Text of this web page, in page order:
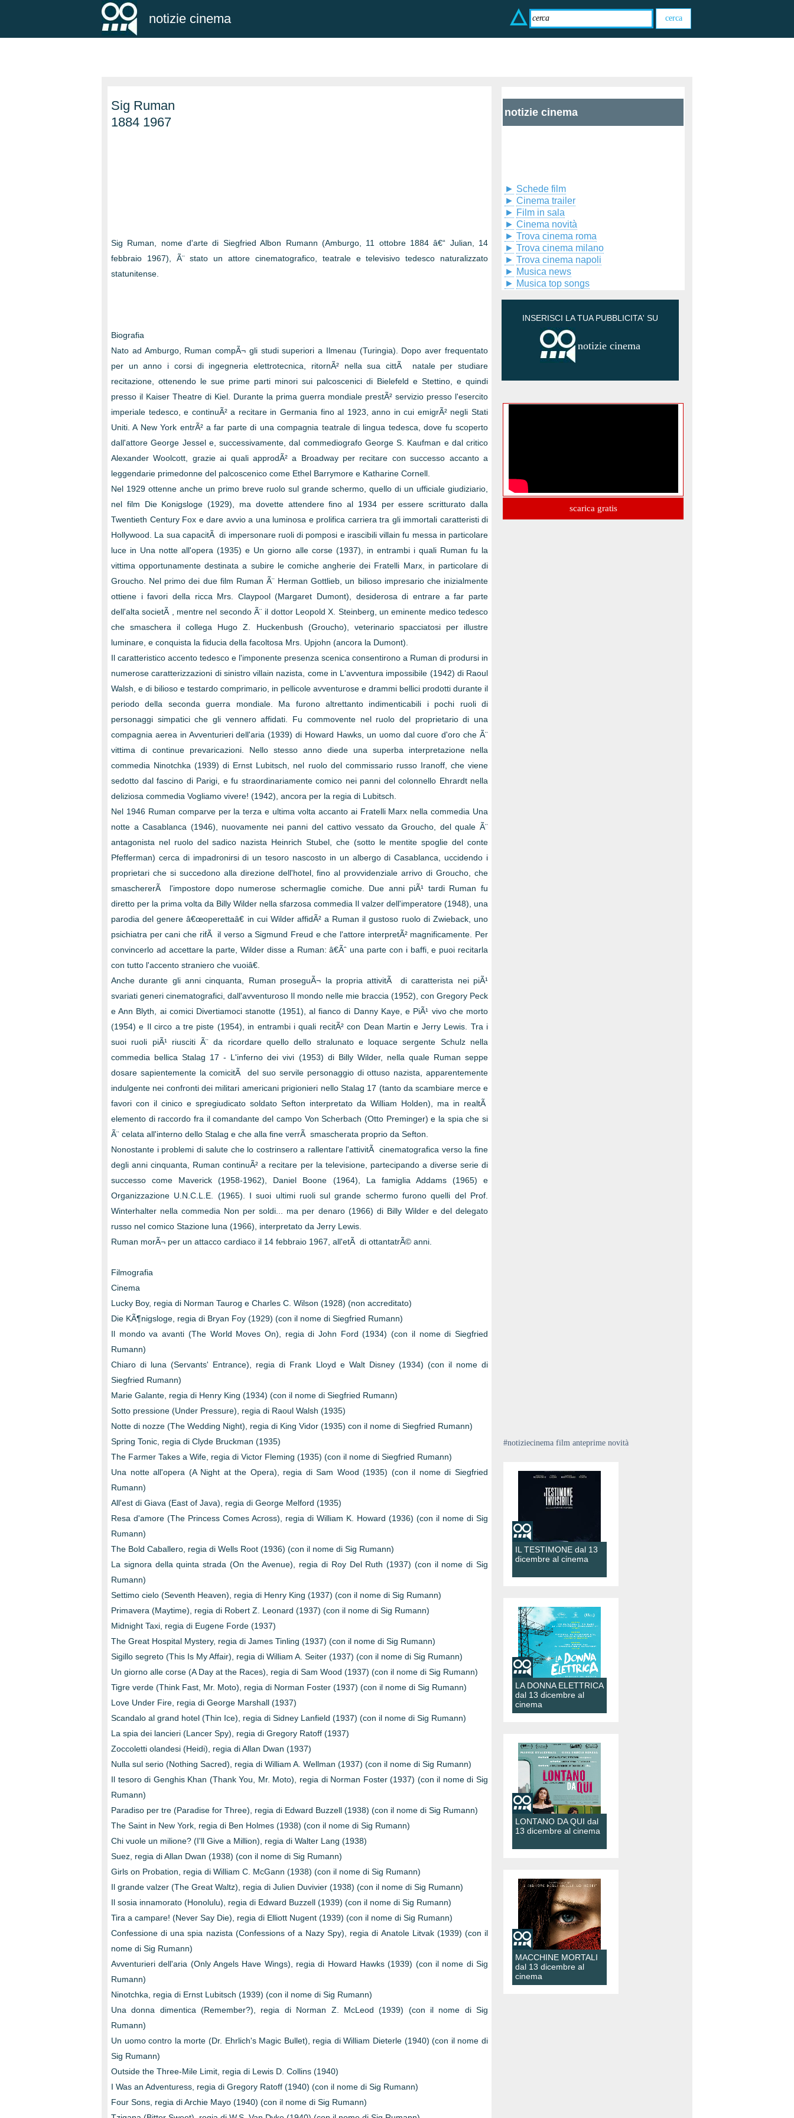
notizie cinema
Sig Ruman
1884 1967
Sig Ruman, nome d'arte di Siegfried Albon Rumann (Amburgo, 11 ottobre 1884 â€“ Julian, 14
febbraio 1967), Ã¨ stato un attore cinematografico, teatrale e televisivo tedesco naturalizzato
statunitense.
Biografia
Nato ad Amburgo, Ruman compÃ¬ gli studi superiori a Ilmenau (Turingia). Dopo aver frequentato
per un anno i corsi di ingegneria elettrotecnica, ritornÃ² nella sua cittÃ natale per studiare
recitazione, ottenendo le sue prime parti minori sui palcoscenici di Bielefeld e Stettino, e quindi
presso il Kaiser Theatre di Kiel. Durante la prima guerra mondiale prestÃ² servizio presso l'esercito
imperiale tedesco, e continuÃ² a recitare in Germania fino al 1923, anno in cui emigrÃ² negli Stati
Uniti. A New York entrÃ² a far parte di una compagnia teatrale di lingua tedesca, dove fu scoperto
dall'attore George Jessel e, successivamente, dal commediografo George S. Kaufman e dal critico
Alexander Woolcott, grazie ai quali approdÃ² a Broadway per recitare con successo accanto a
leggendarie primedonne del palcoscenico come Ethel Barrymore e Katharine Cornell.
Nel 1929 ottenne anche un primo breve ruolo sul grande schermo, quello di un ufficiale giudiziario,
nel film Die Konigsloge (1929), ma dovette attendere fino al 1934 per essere scritturato dalla
Twentieth Century Fox e dare avvio a una luminosa e prolifica carriera tra gli immortali caratteristi di
Hollywood. La sua capacitÃ di impersonare ruoli di pomposi e irascibili villain fu messa in particolare
luce in Una notte all'opera (1935) e Un giorno alle corse (1937), in entrambi i quali Ruman fu la
vittima opportunamente destinata a subire le comiche angherie dei Fratelli Marx, in particolare di
Groucho. Nel primo dei due film Ruman Ã¨ Herman Gottlieb, un bilioso impresario che inizialmente
ottiene i favori della ricca Mrs. Claypool (Margaret Dumont), desiderosa di entrare a far parte
dell'alta societÃ , mentre nel secondo Ã¨ il dottor Leopold X. Steinberg, un eminente medico tedesco
che smaschera il collega Hugo Z. Huckenbush (Groucho), veterinario spacciatosi per illustre
luminare, e conquista la fiducia della facoltosa Mrs. Upjohn (ancora la Dumont).
Il caratteristico accento tedesco e l'imponente presenza scenica consentirono a Ruman di prodursi in
numerose caratterizzazioni di sinistro villain nazista, come in L'avventura impossibile (1942) di Raoul
Walsh, e di bilioso e testardo comprimario, in pellicole avventurose e drammi bellici prodotti durante il
periodo della seconda guerra mondiale. Ma furono altrettanto indimenticabili i pochi ruoli di
personaggi simpatici che gli vennero affidati. Fu commovente nel ruolo del proprietario di una
compagnia aerea in Avventurieri dell'aria (1939) di Howard Hawks, un uomo dal cuore d'oro che Ã¨
vittima di continue prevaricazioni. Nello stesso anno diede una superba interpretazione nella
commedia Ninotchka (1939) di Ernst Lubitsch, nel ruolo del commissario russo Iranoff, che viene
sedotto dal fascino di Parigi, e fu straordinariamente comico nei panni del colonnello Ehrardt nella
deliziosa commedia Vogliamo vivere! (1942), ancora per la regia di Lubitsch.
Nel 1946 Ruman comparve per la terza e ultima volta accanto ai Fratelli Marx nella commedia Una
notte a Casablanca (1946), nuovamente nei panni del cattivo vessato da Groucho, del quale Ã¨
antagonista nel ruolo del sadico nazista Heinrich Stubel, che (sotto le mentite spoglie del conte
Pfefferman) cerca di impadronirsi di un tesoro nascosto in un albergo di Casablanca, uccidendo i
proprietari che si succedono alla direzione dell'hotel, fino al provvidenziale arrivo di Groucho, che
smaschererÃ l'impostore dopo numerose schermaglie comiche. Due anni piÃ¹ tardi Ruman fu
diretto per la prima volta da Billy Wilder nella sfarzosa commedia Il valzer dell'imperatore (1948), una
parodia del genere â€œoperettaâ€ in cui Wilder affidÃ² a Ruman il gustoso ruolo di Zwieback, uno
psichiatra per cani che rifÃ il verso a Sigmund Freud e che l'attore interpretÃ² magnificamente. Per
convincerlo ad accettare la parte, Wilder disse a Ruman: â€Ãˆ una parte con i baffi, e puoi recitarla
con tutto l'accento straniero che vuoiâ€.
Anche durante gli anni cinquanta, Ruman proseguÃ¬ la propria attivitÃ di caratterista nei piÃ¹
svariati generi cinematografici, dall'avventuroso Il mondo nelle mie braccia (1952), con Gregory Peck
e Ann Blyth, ai comici Divertiamoci stanotte (1951), al fianco di Danny Kaye, e PiÃ¹ vivo che morto
(1954) e Il circo a tre piste (1954), in entrambi i quali recitÃ² con Dean Martin e Jerry Lewis. Tra i
suoi ruoli piÃ¹ riusciti Ã¨ da ricordare quello dello stralunato e loquace sergente Schulz nella
commedia bellica Stalag 17 - L'inferno dei vivi (1953) di Billy Wilder, nella quale Ruman seppe
dosare sapientemente la comicitÃ del suo servile personaggio di ottuso nazista, apparentemente
indulgente nei confronti dei militari americani prigionieri nello Stalag 17 (tanto da scambiare merce e
favori con il cinico e spregiudicato soldato Sefton interpretato da William Holden), ma in realtÃ
elemento di raccordo fra il comandante del campo Von Scherbach (Otto Preminger) e la spia che si
Ã¨ celata all'interno dello Stalag e che alla fine verrÃ smascherata proprio da Sefton.
Nonostante i problemi di salute che lo costrinsero a rallentare l'attivitÃ cinematografica verso la fine
degli anni cinquanta, Ruman continuÃ² a recitare per la televisione, partecipando a diverse serie di
successo come Maverick (1958-1962), Daniel Boone (1964), La famiglia Addams (1965) e
Organizzazione U.N.C.L.E. (1965). I suoi ultimi ruoli sul grande schermo furono quelli del Prof.
Winterhalter nella commedia Non per soldi... ma per denaro (1966) di Billy Wilder e del delegato
russo nel comico Stazione luna (1966), interpretato da Jerry Lewis.
Ruman morÃ¬ per un attacco cardiaco il 14 febbraio 1967, all'etÃ di ottantatrÃ© anni.
Filmografia
Cinema
Lucky Boy, regia di Norman Taurog e Charles C. Wilson (1928) (non accreditato)
Die KÃ¶nigsloge, regia di Bryan Foy (1929) (con il nome di Siegfried Rumann)
Il mondo va avanti (The World Moves On), regia di John Ford (1934) (con il nome di Siegfried
Rumann)
Chiaro di luna (Servants' Entrance), regia di Frank Lloyd e Walt Disney (1934) (con il nome di
Siegfried Rumann)
Marie Galante, regia di Henry King (1934) (con il nome di Siegfried Rumann)
Sotto pressione (Under Pressure), regia di Raoul Walsh (1935)
Notte di nozze (The Wedding Night), regia di King Vidor (1935) con il nome di Siegfried Rumann)
Spring Tonic, regia di Clyde Bruckman (1935)
The Farmer Takes a Wife, regia di Victor Fleming (1935) (con il nome di Siegfried Rumann)
Una notte all'opera (A Night at the Opera), regia di Sam Wood (1935) (con il nome di Siegfried
Rumann)
All'est di Giava (East of Java), regia di George Melford (1935)
Resa d'amore (The Princess Comes Across), regia di William K. Howard (1936) (con il nome di Sig
Rumann)
The Bold Caballero, regia di Wells Root (1936) (con il nome di Sig Rumann)
La signora della quinta strada (On the Avenue), regia di Roy Del Ruth (1937) (con il nome di Sig
Rumann)
Settimo cielo (Seventh Heaven), regia di Henry King (1937) (con il nome di Sig Rumann)
Primavera (Maytime), regia di Robert Z. Leonard (1937) (con il nome di Sig Rumann)
Midnight Taxi, regia di Eugene Forde (1937)
The Great Hospital Mystery, regia di James Tinling (1937) (con il nome di Sig Rumann)
Sigillo segreto (This Is My Affair), regia di William A. Seiter (1937) (con il nome di Sig Rumann)
Un giorno alle corse (A Day at the Races), regia di Sam Wood (1937) (con il nome di Sig Rumann)
Tigre verde (Think Fast, Mr. Moto), regia di Norman Foster (1937) (con il nome di Sig Rumann)
Love Under Fire, regia di George Marshall (1937)
Scandalo al grand hotel (Thin Ice), regia di Sidney Lanfield (1937) (con il nome di Sig Rumann)
La spia dei lancieri (Lancer Spy), regia di Gregory Ratoff (1937)
Zoccoletti olandesi (Heidi), regia di Allan Dwan (1937)
Nulla sul serio (Nothing Sacred), regia di William A. Wellman (1937) (con il nome di Sig Rumann)
Il tesoro di Genghis Khan (Thank You, Mr. Moto), regia di Norman Foster (1937) (con il nome di Sig
Rumann)
Paradiso per tre (Paradise for Three), regia di Edward Buzzell (1938) (con il nome di Sig Rumann)
The Saint in New York, regia di Ben Holmes (1938) (con il nome di Sig Rumann)
Chi vuole un milione? (I'll Give a Million), regia di Walter Lang (1938)
Suez, regia di Allan Dwan (1938) (con il nome di Sig Rumann)
Girls on Probation, regia di William C. McGann (1938) (con il nome di Sig Rumann)
Il grande valzer (The Great Waltz), regia di Julien Duvivier (1938) (con il nome di Sig Rumann)
Il sosia innamorato (Honolulu), regia di Edward Buzzell (1939) (con il nome di Sig Rumann)
Tira a campare! (Never Say Die), regia di Elliott Nugent (1939) (con il nome di Sig Rumann)
Confessione di una spia nazista (Confessions of a Nazy Spy), regia di Anatole Litvak (1939) (con il
nome di Sig Rumann)
Avventurieri dell'aria (Only Angels Have Wings), regia di Howard Hawks (1939) (con il nome di Sig
Rumann)
Ninotchka, regia di Ernst Lubitsch (1939) (con il nome di Sig Rumann)
Una donna dimentica (Remember?), regia di Norman Z. McLeod (1939) (con il nome di Sig
Rumann)
Un uomo contro la morte (Dr. Ehrlich's Magic Bullet), regia di William Dieterle (1940) (con il nome di
Sig Rumann)
Outside the Three-Mile Limit, regia di Lewis D. Collins (1940)
I Was an Adventuress, regia di Gregory Ratoff (1940) (con il nome di Sig Rumann)
Four Sons, regia di Archie Mayo (1940) (con il nome di Sig Rumann)
notizie cinema
► Schede film
► Cinema trailer
► Film in sala
► Cinema novità
► Trova cinema roma
► Trova cinema milano
► Trova cinema napoli
► Musica news
► Musica top songs
INSERISCI LA TUA PUBBLICITA' SU
notizie cinema
scarica gratis
#notiziecinema film anteprime novità
IL TESTIMONE dal 13
dicembre al cinema
LA DONNA ELETTRICA
dal 13 dicembre al
cinema
LONTANO DA QUI dal
13 dicembre al cinema
MACCHINE MORTALI
dal 13 dicembre al
cinema